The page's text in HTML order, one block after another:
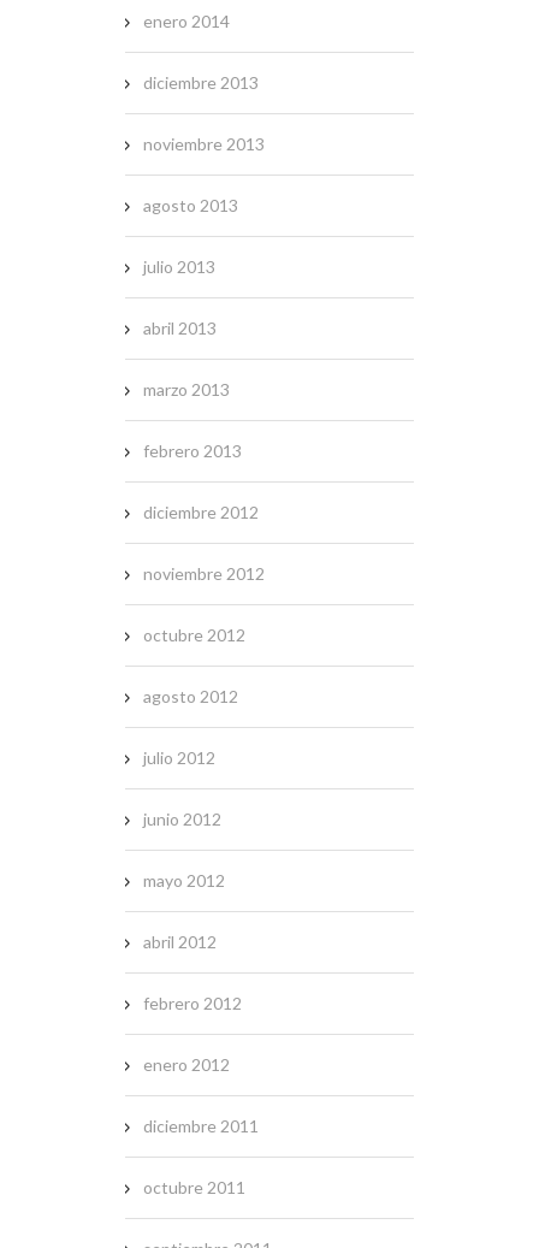
enero 2014
diciembre 2013
noviembre 2013
agosto 2013
julio 2013
abril 2013
marzo 2013
febrero 2013
diciembre 2012
noviembre 2012
octubre 2012
agosto 2012
julio 2012
junio 2012
mayo 2012
abril 2012
febrero 2012
enero 2012
diciembre 2011
octubre 2011